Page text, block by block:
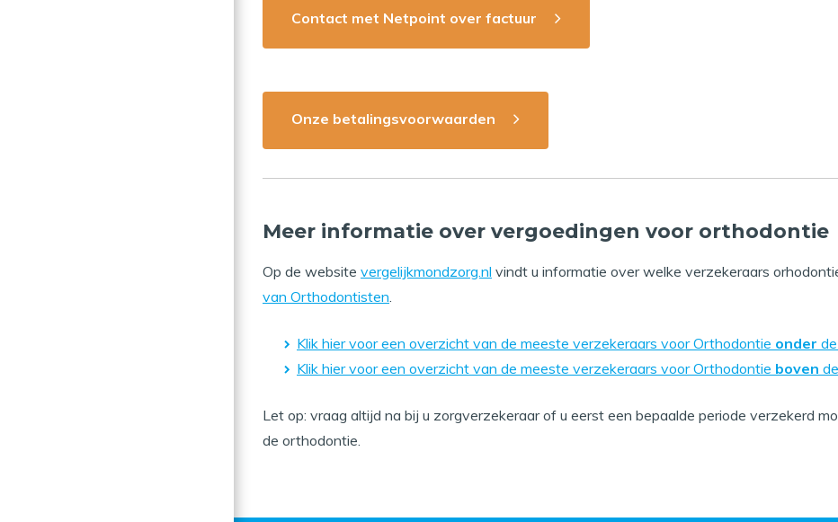
Contact met Netpoint over factuur
Onze betalingsvoorwaarden
Meer informatie over vergoedingen voor orthodontie
Op de website vergelijkmondzorg.nl vindt u informatie over welke verzekeraars
van Orthodontisten
Klik hier voor een overzicht van de meeste verzekeraars voor Orthodontie onder
Klik hier voor een overzicht van de meeste verzekeraars voor Orthodontie boven
Let op: vraag altijd na bij u zorgverzekeraar of u eerst een bepaalde periode verzekerd
de orthodontie.